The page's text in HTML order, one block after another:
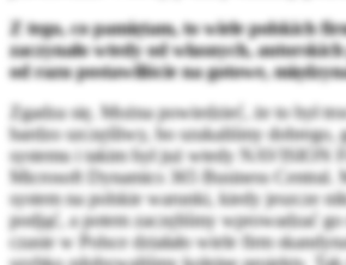
Z tego, co pamiętam, to wiele polskich
zaczynało wtedy od własnych,
od razu postawiliście na gotowe,
Zgadza się. Można powiedzieć, że to był
bardzo szczęśliwy, bo szukaliśmy dobrego,
systemu i takim był już wtedy NAVISION
Microsoft Dynamics 365 Business
system na polskie warunki, kiedy jeszcze
podjąć, a potem zaczęliśmy wprowadzać
czasie w Polsce działało wiele firm